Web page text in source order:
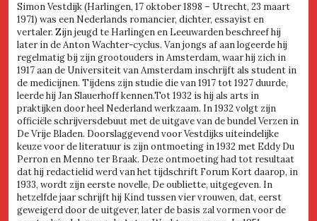
Simon Vestdijk (Harlingen, 17 oktober 1898 – Utrecht, 23 maart
1971) was een Nederlands romancier, dichter, essayist en
vertaler. Zijn jeugd te Harlingen en Leeuwarden beschreef hij
later in de Anton Wachter-cyclus. Van jongs af aan logeerde hij
regelmatig bij zijn grootouders in Amsterdam, waar hij zich in
1917 aan de Universiteit van Amsterdam inschrijft als student in
de medicijnen. Tijdens zijn studie die van 1917 tot 1927 duurde,
leerde hij Jan Slauerhoff kennen.Tot 1932 is hij als arts in
praktijken door heel Nederland werkzaam. In 1932 volgt zijn
officiële schrijversdebuut met de uitgave van de bundel Verzen in
De Vrije Bladen. Doorslaggevend voor Vestdijks uiteindelijke
keuze voor de literatuur is zijn ontmoeting in 1932 met Eddy Du
Perron en Menno ter Braak. Deze ontmoeting had tot resultaat
dat hij redactielid werd van het tijdschrift Forum Kort daarop, in
1933, wordt zijn eerste novelle, De oubliette, uitgegeven. In
hetzelfde jaar schrijft hij Kind tussen vier vrouwen, dat, eerst
geweigerd door de uitgever, later de basis zal vormen voor de